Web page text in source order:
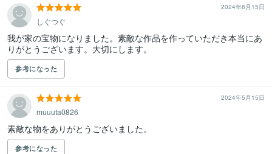
2024年8月15日
しぐつぐ
我が家の宝物になりました。素敵な作品を作っていただき本当にあ
りがとうございます。大切にします。
参考になった
2024年5月15日
muuuta0826
素敵な物をありがとうございました。
参考になった